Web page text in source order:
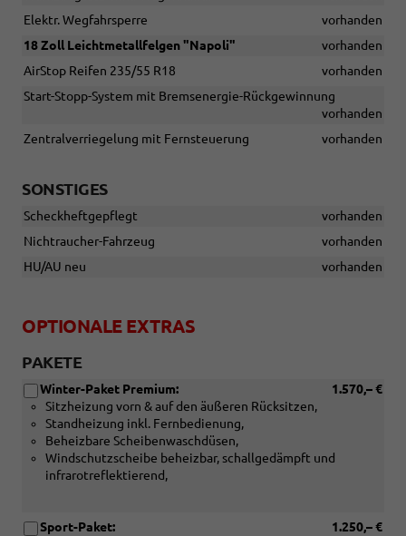
Elektr. Wegfahrsperre
vorhanden
18 Zoll Leichtmetallfelgen "Napoli"
vorhanden
AirStop Reifen 235/55 R18
vorhanden
Start-Stopp-System mit Bremsenergie-Rückgewinnung
vorhanden
Zentralverriegelung mit Fernsteuerung
vorhanden
SONSTIGES
Scheckheftgepflegt
vorhanden
Nichtraucher-Fahrzeug
vorhanden
HU/AU neu
vorhanden
OPTIONALE EXTRAS
PAKETE
1.570,– €
Winter-Paket Premium:
Sitzheizung vorn & auf den äußeren Rücksitzen,
Standheizung inkl. Fernbedienung,
Beheizbare Scheibenwaschdüsen,
Windschutzscheibe beheizbar, schallgedämpft und
infrarotreflektierend,
1.250,– €
Sport-Paket: